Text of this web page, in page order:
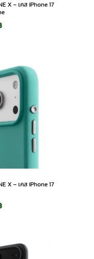
X – เคส iPhone 17
.
Current
1,190 ฿.
X – เคส iPhone 17
.
Current
1,190 ฿.